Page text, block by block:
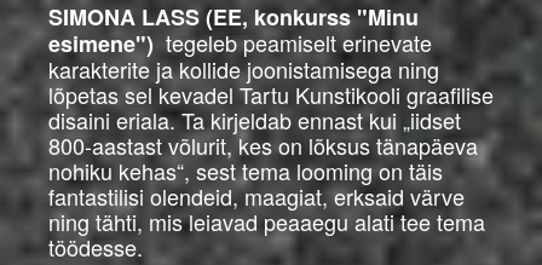
SIMONA LASS (EE, konkurss "Minu
esimene") tegeleb peamiselt erinevate
karakterite ja kollide joonistamisega ning
lõpetas sel kevadel Tartu Kunstikooli graafilise
disaini eriala. Ta kirjeldab ennast kui „iidset
800-aastast võlurit, kes on lõksus tänapäeva
nohiku kehas“, sest tema looming on täis
fantastilisi olendeid, maagiat, erksaid värve
ning tähti, mis leiavad peaaegu alati tee tema
töödesse.